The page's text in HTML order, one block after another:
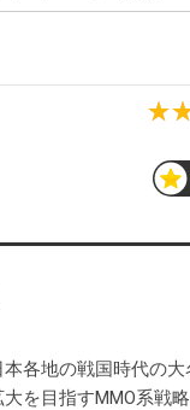
各地の戦国時代の
を目指すMMO系戦